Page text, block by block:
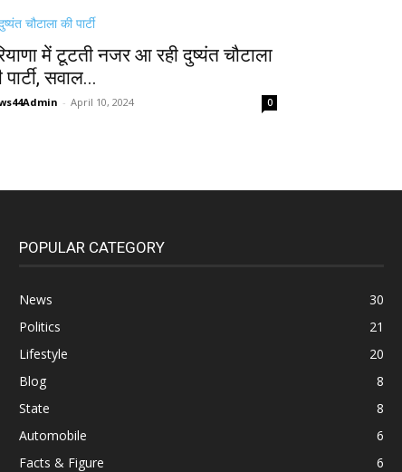
में टूटती नजर आ रही दुष्यंत चौटाला
सवाल...
- April 10, 2024 0
POPULAR CATEGORY
News
30
Politics
21
Lifestyle
20
Blog
8
State
8
Automobile
6
Facts & Figure
6